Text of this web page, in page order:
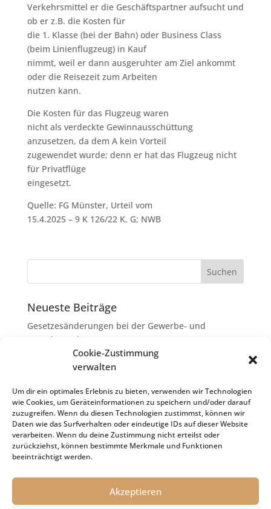
Cookie-Zustimmung
verwalten
Um dir ein optimales Erlebnis zu bieten, verwenden wir Technologien
wie Cookies, um Geräteinformationen zu speichern und/oder darauf
zuzugreifen. Wenn du diesen Technologien zustimmst, können wir
Daten wie das Surfverhalten oder eindeutige IDs auf dieser Website
verarbeiten. Wenn du deine Zustimmung nicht erteilst oder
zurückziehst, können bestimmte Merkmale und Funktionen
beeinträchtigt werden.
Akzeptieren
Verkehrsmittel er die Geschäftspartner aufsucht und
ob er z.B. die Kosten für
die 1. Klasse (bei der Bahn) oder Business Class
(beim Linienflugzeug) in Kauf
nimmt, weil er dann ausgeruhter am Ziel ankommt
oder die Reisezeit zum Arbeiten
nutzen kann.
Die Kosten für das Flugzeug waren
nicht als verdeckte Gewinnausschüttung
anzusetzen, da dem A kein Vorteil
zugewendet wurde; denn er hat das Flugzeug nicht
für Privatflüge
eingesetzt.
Quelle: FG Münster, Urteil vom
15.4.2025 – 9 K 126/22 K, G; NWB
Neueste Beiträge
Gesetzesänderungen bei der Gewerbe- und
Grunderwerbsteuer
Erbschaftsteuer: Rechtsanwaltskosten bei Streit über
Erbauseinandersetzung als
Nachlassverbindlichkeiten
Umsatzsteuer-Umrechnungskurse Juli 2026
Keine Steuerfreiheit eines sog. Konfusionsgewinns
bei Mutterkapitalgesellschaft
Schenkungsteuer: Zinssatz von 5,5 % für die